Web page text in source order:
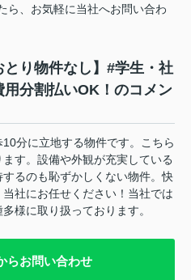
ら、お気軽に当社へお問い合わ
り物件なし】#学生・社
分割払いOK！のコメン
分に立地する物件です。こちら
す。設備や外観が充実している
るのも恥ずかしくない物件。快
社にお任せください！当社では
様に取り扱っております。
らお問い合わせ